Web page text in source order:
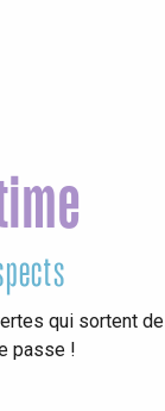
qui sortent de
passe !